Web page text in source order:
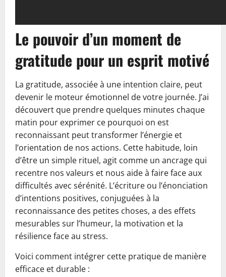
Le pouvoir d’un moment de
gratitude pour un esprit motivé
La gratitude, associée à une intention claire, peut
devenir le moteur émotionnel de votre journée. J’ai
découvert que prendre quelques minutes chaque
matin pour exprimer ce pourquoi on est
reconnaissant peut transformer l’énergie et
l’orientation de nos actions. Cette habitude, loin
d’être un simple rituel, agit comme un ancrage qui
recentre nos valeurs et nous aide à faire face aux
difficultés avec sérénité. L’écriture ou l’énonciation
d’intentions positives, conjuguées à la
reconnaissance des petites choses, a des effets
mesurables sur l’humeur, la motivation et la
résilience face au stress.
Voici comment intégrer cette pratique de manière
efficace et durable :